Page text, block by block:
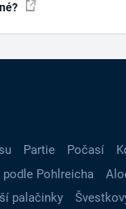
Partie Počasí
podle Pohlreicha
palačinky